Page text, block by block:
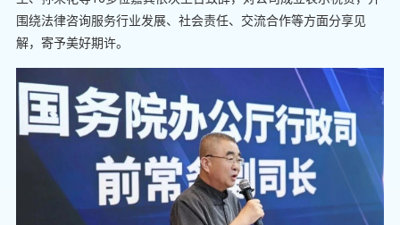
围绕法律咨询服务行业发展、社会责任、交流合作等方面分享见
解，寄予美好期许。